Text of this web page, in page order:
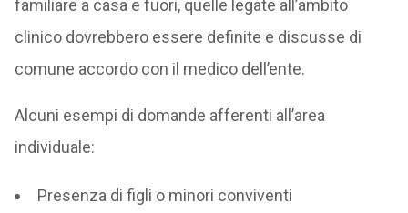
familiare a casa e fuori, quelle legate all’ambito
clinico dovrebbero essere definite e discusse di
comune accordo con il medico dell’ente.
Alcuni esempi di domande afferenti all’area
individuale:
Presenza di figli o minori conviventi